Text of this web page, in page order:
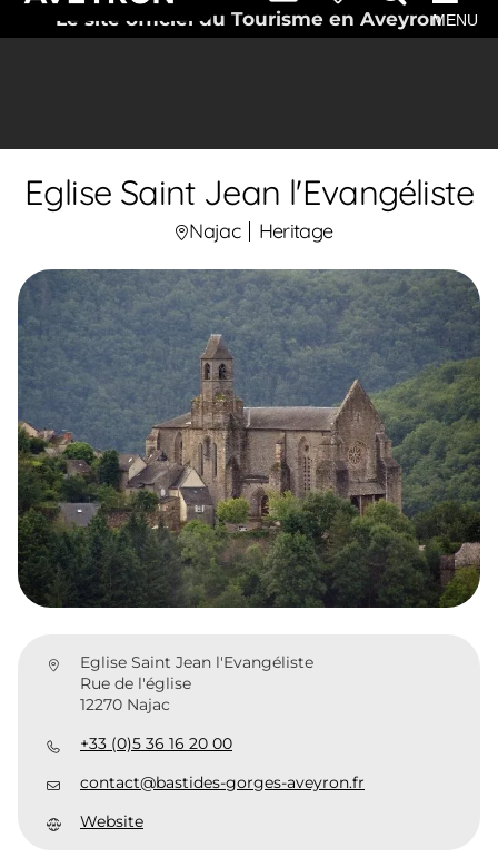
Le site officiel du Tourisme en AveyronMENU
Eglise Saint Jean l'Evangéliste
Najac Heritage
Eglise Saint Jean l'Evangéliste
Rue de l'église
12270 Najac
+33 (0)5 36 16 20 00
contact@bastides-gorges-aveyron.fr
Website